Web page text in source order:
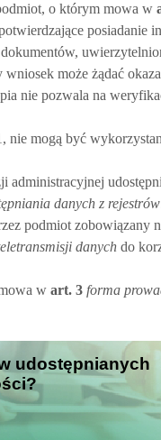
o którym mowa w
posiadanie
może żądać
nie pozwala na
nie mogą być
danych z rejestrów
podmiot zobowiązany
danych do
w art. 3 forma
udostępnianych